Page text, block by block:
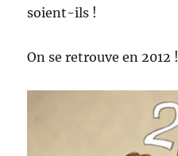
soient-ils !
On se retrouve en 2012 !